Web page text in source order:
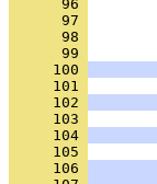
      96
      97
      98
      99
     100
     101
     102
     103
     104
     105
     106